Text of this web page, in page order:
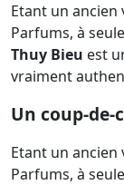
Etant un ancien
Parfums, à
Thuy Bieu est
vraiment
Un coup-
Etant un ancien
Parfums, à